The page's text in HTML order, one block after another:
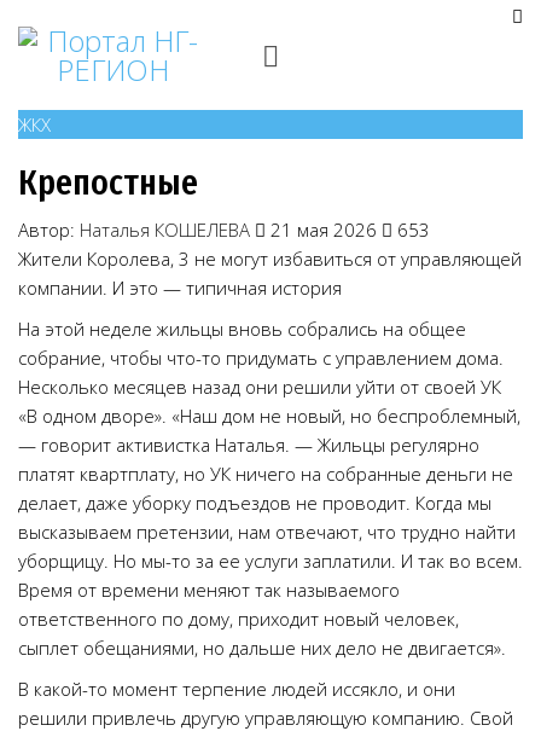
ЖКХ
Крепостные
Автор: Наталья КОШЕЛЕВА 21 мая 2026
653
Жители Королева, 3 не могут избавиться от управляющей
компании. И это — типичная история
На этой неделе жильцы вновь собрались на общее
собрание, чтобы что-то придумать с управлением дома.
Несколько месяцев назад они решили уйти от своей УК
«В одном дворе». «Наш дом не новый, но беспроблемный,
— говорит активистка Наталья. — Жильцы регулярно
платят квартплату, но УК ничего на собранные деньги не
делает, даже уборку подъездов не проводит. Когда мы
высказываем претензии, нам отвечают, что трудно найти
уборщицу. Но мы-то за ее услуги заплатили. И так во всем.
Время от времени меняют так называемого
ответственного по дому, приходит новый человек,
сыплет обещаниями, но дальше них дело не двигается».
В какой-то момент терпение людей иссякло, и они
решили привлечь другую управляющую компанию. Свой